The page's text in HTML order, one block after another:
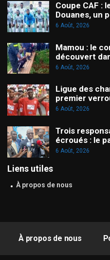
Coupe CAF :
Douanes, un
6 Août, 2026
Mamou : le
découvert
6 Août, 2026
Ligue des
premier
6 Août, 2026
Trois
écroués : le
6 Août, 2026
Liens utiles
À propos de nous
À propos de nous